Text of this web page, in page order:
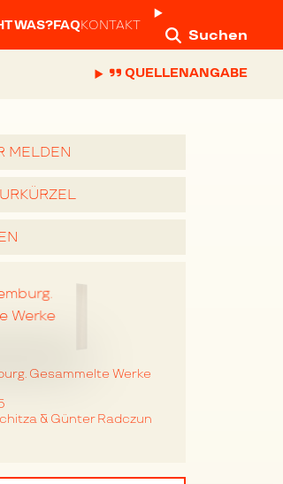
WAS?FAQKONTAKT
Suchen
QUELLENANGABE
MELDEN
Gesammelte Werke
& Günter Radczun